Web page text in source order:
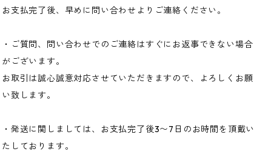
お支払完了後、早めに問い合わせよりご連絡ください。
・ご質問、問い合わせでのご連絡はすぐにお返事できない場合
がございます。
お取引は誠心誠意対応させていただきますので、よろしくお願
い致します。
・発送に関しましては、お支払完了後3〜7日のお時間を頂戴い
たしております。